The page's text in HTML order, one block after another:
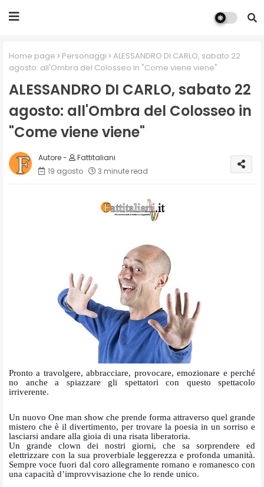
Home page Personaggi
ALESSANDRO DI CARLO, sabato 22
agosto: all'Ombra del Colosseo in "Come viene viene"
ALESSANDRO DI CARLO, sabato 22
agosto: all'Ombra del Colosseo in
"Come viene viene"
Fattitaliani
19 agosto
3 minute read
Pronto a travolgere, abbracciare, provocare, emozionare e perché
no anche a spiazzare gli spettatori con questo spettacolo
irriverente.
Un nuovo One man show che prende forma attraverso quel grande
mistero che è il divertimento, per trovare la poesia in un sorriso e
lasciarsi andare alla gioia di una risata liberatoria.
Un grande clown dei nostri giorni, che sa sorprendere ed
elettrizzare con la sua proverbiale leggerezza e profonda umanità.
Sempre voce fuori dal coro allegramente romano e romanesco con
una capacità d’improvvisazione che lo rende unico.